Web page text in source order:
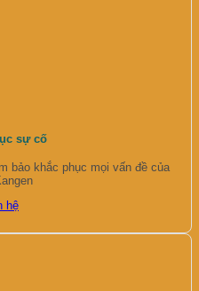
sự cố
bảo khắc phục mọi vấn đề của
hệ